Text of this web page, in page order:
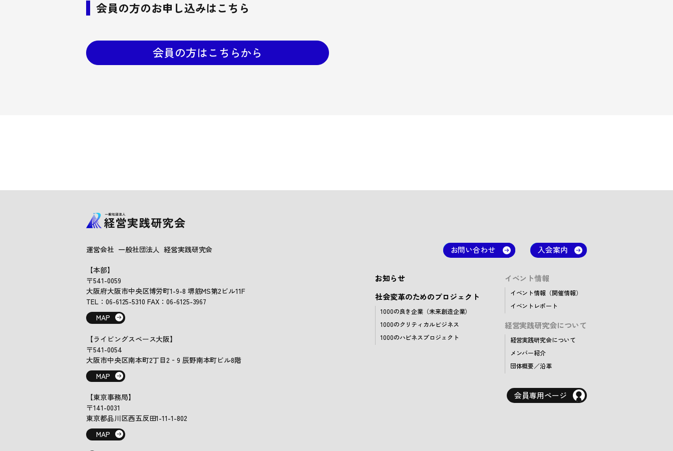
会員の方のお申し込みはこちら
会員の方はこちらから
お問い合わせ 入会案内
お知らせ
社会変革のためのプロジェクト
1000の良き企業（未来創造企業）
1000のクリティカルビジネス
1000のハピネスプロジェクト
イベント情報
イベント情報（開催情報）
イベントレポート
経営実践研究会について
経営実践研究会について
メンバー紹介
団体概要／沿革
会員専用ページ
運営会社 一般社団法人 経営実践研究会
【本部】
〒541-0059
大阪府大阪市中央区博労町1-9-8 堺筋MS第2ビル11F
TEL：06-6125-5310 FAX：06-6125-3967
MAP
【ライビングスペース大阪】
〒541-0054
大阪市中央区南本町2丁目2‐9 辰野南本町ビル8階
MAP
【東京事務局】
〒141-0031
東京都品川区西五反田1-11-1-802
MAP